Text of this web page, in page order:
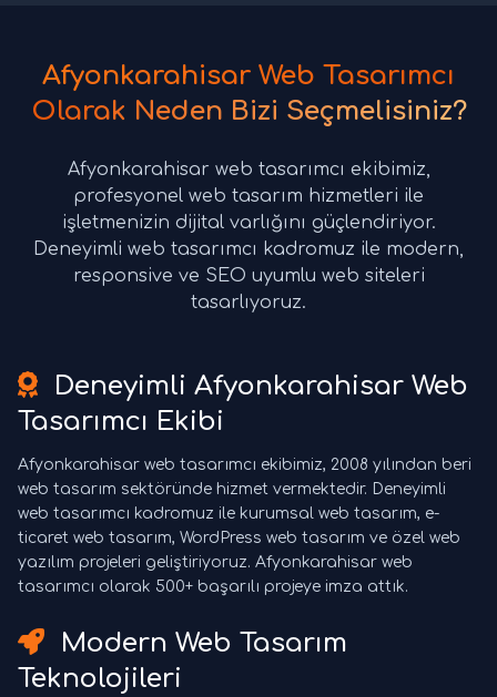
Afyonkarahisar Web Tasarımcı
Olarak Neden Bizi Seçmelisiniz?
Afyonkarahisar web tasarımcı ekibimiz,
profesyonel web tasarım hizmetleri ile
işletmenizin dijital varlığını güçlendiriyor.
Deneyimli web tasarımcı kadromuz ile modern,
responsive ve SEO uyumlu web siteleri
tasarlıyoruz.
Deneyimli Afyonkarahisar Web
Tasarımcı Ekibi
Afyonkarahisar web tasarımcı ekibimiz, 2008 yılından beri
web tasarım sektöründe hizmet vermektedir. Deneyimli
web tasarımcı kadromuz ile kurumsal web tasarım, e-
ticaret web tasarım, WordPress web tasarım ve özel web
yazılım projeleri geliştiriyoruz. Afyonkarahisar web
tasarımcı olarak 500+ başarılı projeye imza attık.
Modern Web Tasarım
Teknolojileri